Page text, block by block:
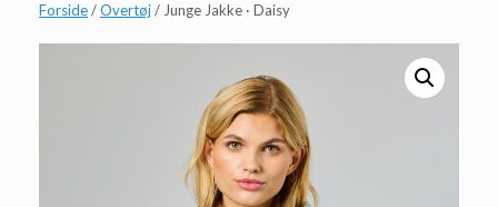
Forside/Overtøj/ Junge Jakke · Daisy